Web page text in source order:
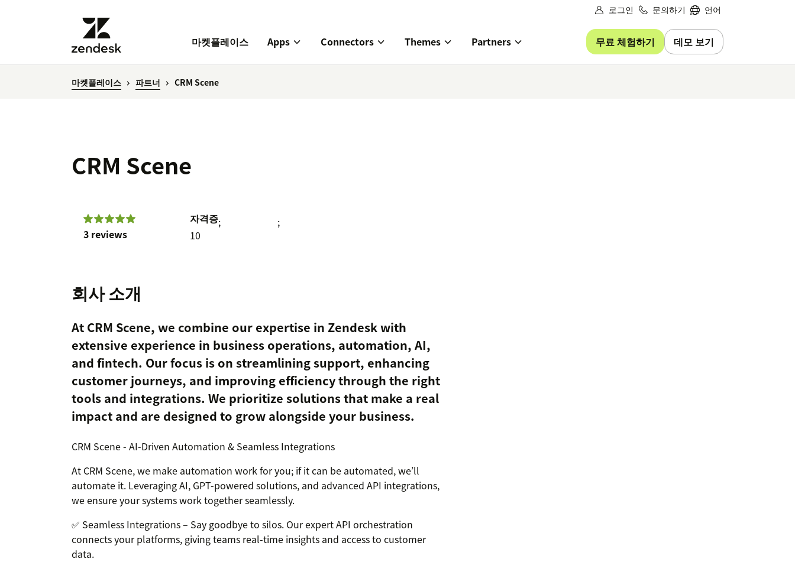
로그인 문의하기 언어
마켓플레이스 Apps Connectors Themes Partners 무료 체험하기 데모 보기
마켓플레이스 파트너 CRM Scene
CRM Scene
3 reviews
자격증
10
; ;
회사 소개
At CRM Scene, we combine our expertise in Zendesk with
extensive experience in business operations, automation, AI,
and fintech. Our focus is on streamlining support, enhancing
customer journeys, and improving efficiency through the right
tools and integrations. We prioritize solutions that make a real
impact and are designed to grow alongside your business.
CRM Scene - AI-Driven Automation & Seamless Integrations
At CRM Scene, we make automation work for you; if it can be automated, we’ll
automate it. Leveraging AI, GPT-powered solutions, and advanced API integrations,
we ensure your systems work together seamlessly.
✅ Seamless Integrations – Say goodbye to silos. Our expert API orchestration
connects your platforms, giving teams real-time insights and access to customer
data.